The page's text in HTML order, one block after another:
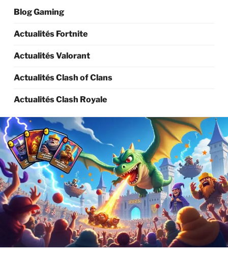
Blog Gaming
Actualités Fortnite
Actualités Valorant
Actualités Clash of Clans
Actualités Clash Royale